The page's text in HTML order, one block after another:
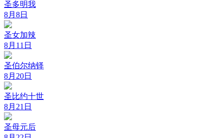
圣多明我
8月8日
圣女加辣
8月11日
圣伯尔纳铎
8月20日
圣比约十世
8月21日
圣母元后